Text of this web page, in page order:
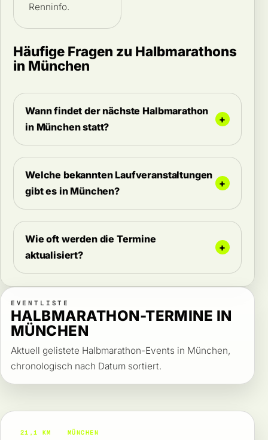
Renninfo.
Häufige Fragen zu Halbmarathons
in München
Wann findet der nächste Halbmarathon
in München statt?
Welche bekannten Laufveranstaltungen
gibt es in München?
Wie oft werden die Termine
aktualisiert?
EVENTLISTE
HALBMARATHON-TERMINE IN
MÜNCHEN
Aktuell gelistete Halbmarathon-Events in München,
chronologisch nach Datum sortiert.
21,1 KM MÜNCHEN